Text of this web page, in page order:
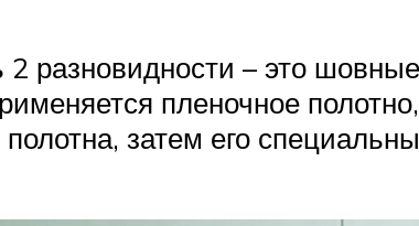
разновидности – это
пленочное
затем его